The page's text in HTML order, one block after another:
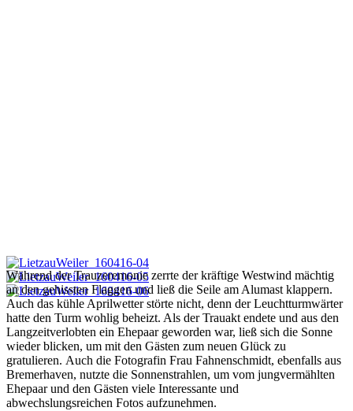
Während der Trauzeremonie zerrte der kräftige Westwind mächtig
an den gehissten Flaggen und ließ die Seile am Alumast klappern.
Auch das kühle Aprilwetter störte nicht, denn der Leuchtturmwärter
hatte den Turm wohlig beheizt. Als der Trauakt endete und aus den
Langzeitverlobten ein Ehepaar geworden war, ließ sich die Sonne
wieder blicken, um mit den Gästen zum neuen Glück zu
gratulieren. Auch die Fotografin Frau Fahnenschmidt, ebenfalls aus
Bremerhaven, nutzte die Sonnenstrahlen, um vom jungvermählten
Ehepaar und den Gästen viele Interessante und
abwechslungsreichen Fotos aufzunehmen.